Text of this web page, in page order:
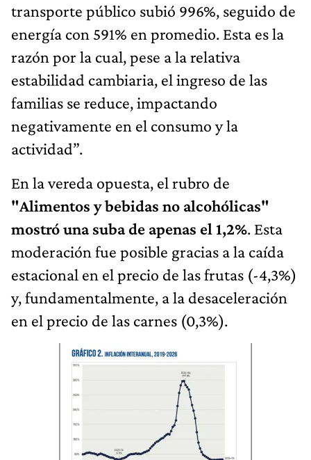
transporte público subió 996%, seguido de
energía con 591% en promedio. Esta es la
razón por la cual, pese a la relativa
estabilidad cambiaria, el ingreso de las
familias se reduce, impactando
negativamente en el consumo y la
actividad”.
En la vereda opuesta, el rubro de
"Alimentos y bebidas no alcohólicas"
mostró una suba de apenas el 1,2%. Esta
moderación fue posible gracias a la caída
estacional en el precio de las frutas (-4,3%)
y, fundamentalmente, a la desaceleración
en el precio de las carnes (0,3%).